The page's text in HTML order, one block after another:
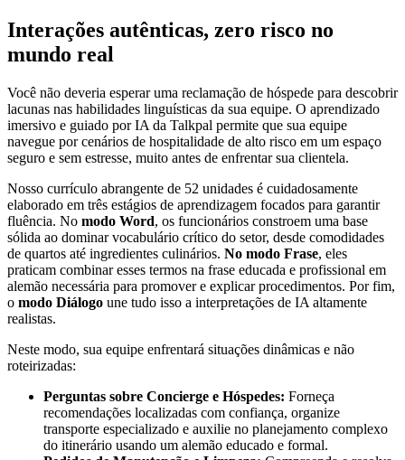
Interações autênticas, zero risco no
mundo real
Você não deveria esperar uma reclamação de hóspede para descobrir
lacunas nas habilidades linguísticas da sua equipe. O aprendizado
imersivo e guiado por IA da Talkpal permite que sua equipe
navegue por cenários de hospitalidade de alto risco em um espaço
seguro e sem estresse, muito antes de enfrentar sua clientela.
Nosso currículo abrangente de 52 unidades é cuidadosamente
elaborado em três estágios de aprendizagem focados para garantir
fluência. No modo Word, os funcionários constroem uma base
sólida ao dominar vocabulário crítico do setor, desde comodidades
de quartos até ingredientes culinários. No modo Frase, eles
praticam combinar esses termos na frase educada e profissional em
alemão necessária para promover e explicar procedimentos. Por fim,
o modo Diálogo une tudo isso a interpretações de IA altamente
realistas.
Neste modo, sua equipe enfrentará situações dinâmicas e não
roteirizadas:
Perguntas sobre Concierge e Hóspedes: Forneça
recomendações localizadas com confiança, organize
transporte especializado e auxilie no planejamento complexo
do itinerário usando um alemão educado e formal.